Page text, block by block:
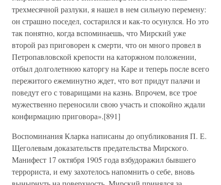
трехмесячной разлуки, я нашел в нем сильную перемену:
он страшно поседел, состарился и как-то осунулся. Но это
так понятно, когда вспоминаешь, что Мирский уже
второй раз приговорен к смерти, что он много провел в
Петропавловской крепости на каторжном положении,
отбыл долголетнюю каторгу на Каре и теперь после всего
пережитого ежеминутно ждет, что вот придут палачи и
поведут его с товарищами на казнь. Впрочем, все трое
мужественно переносили свою участь и спокойно ждали
конфирмацию приговора».[891]
Воспоминания Кларка написаны до опубликования П. Е.
Щеголевым доказательств предательства Мирского.
Манифест 17 октября 1905 года взбудоражил бывшего
террориста, и ему захотелось напомнить о себе, вновь